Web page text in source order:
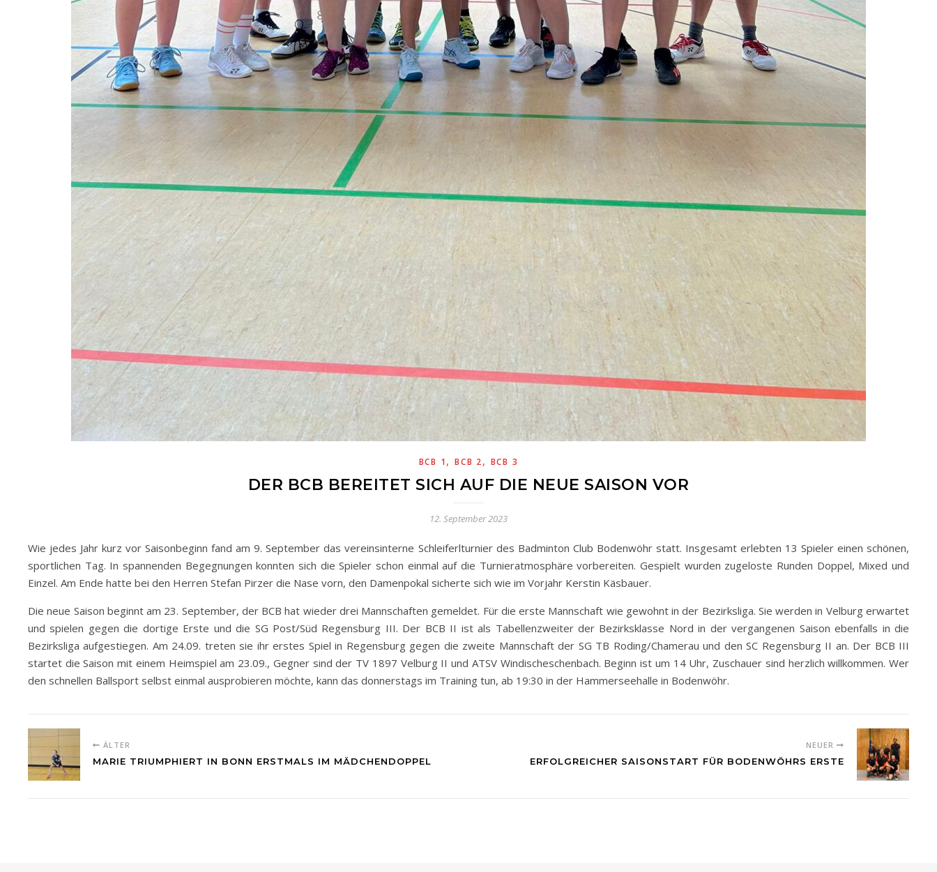
BCB 1,BCB 2, BCB 3
DER BCB BEREITET SICH AUF DIE NEUE SAISON VOR
12. September 2023
Wie jedes Jahr kurz vor Saisonbeginn fand am 9. September das vereinsinterne Schleiferlturnier des Badminton Club Bodenwöhr statt. Insgesamt erlebten 13 Spieler einen schönen,
sportlichen Tag. In spannenden Begegnungen konnten sich die Spieler schon einmal auf die Turnieratmosphäre vorbereiten. Gespielt wurden zugeloste Runden Doppel, Mixed und
Einzel. Am Ende hatte bei den Herren Stefan Pirzer die Nase vorn, den Damenpokal sicherte sich wie im Vorjahr Kerstin Käsbauer.
Die neue Saison beginnt am 23. September, der BCB hat wieder drei Mannschaften gemeldet. Für die erste Mannschaft wie gewohnt in der Bezirksliga. Sie werden in Velburg erwartet
und spielen gegen die dortige Erste und die SG Post/Süd Regensburg III. Der BCB II ist als Tabellenzweiter der Bezirksklasse Nord in der vergangenen Saison ebenfalls in die
Bezirksliga aufgestiegen. Am 24.09. treten sie ihr erstes Spiel in Regensburg gegen die zweite Mannschaft der SG TB Roding/Chamerau und den SC Regensburg II an. Der BCB III
startet die Saison mit einem Heimspiel am 23.09., Gegner sind der TV 1897 Velburg II und ATSV Windischeschenbach. Beginn ist um 14 Uhr, Zuschauer sind herzlich willkommen. Wer
den schnellen Ballsport selbst einmal ausprobieren möchte, kann das donnerstags im Training tun, ab 19:30 in der Hammerseehalle in Bodenwöhr.
ÄLTER
MARIE TRIUMPHIERT IN BONN ERSTMALS IM MÄDCHENDOPPEL
NEUER
ERFOLGREICHER SAISONSTART FÜR BODENWÖHRS ERSTE